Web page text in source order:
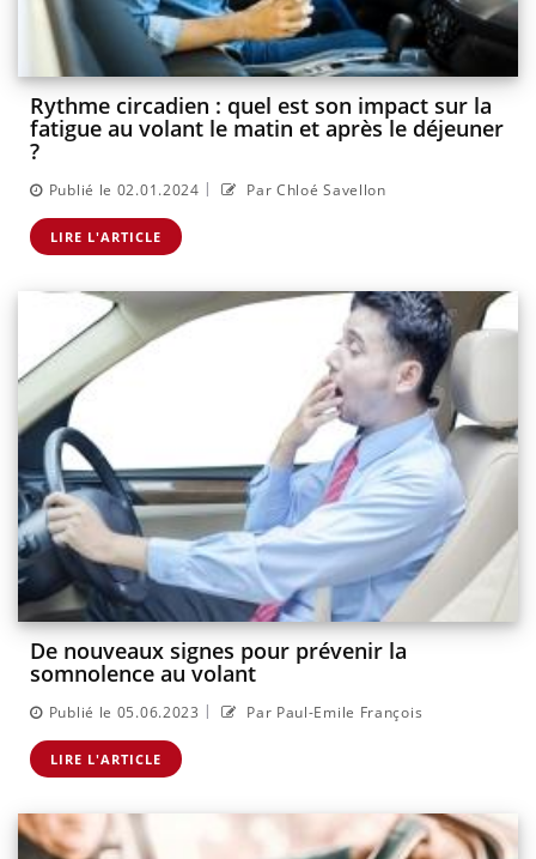
Rythme circadien : quel est son impact sur la
fatigue au volant le matin et après le déjeuner
?
Publié le 02.01.2024 | Par Chloé Savellon
LIRE L'ARTICLE
De nouveaux signes pour prévenir la
somnolence au volant
Publié le 05.06.2023 | Par Paul-Emile François
LIRE L'ARTICLE